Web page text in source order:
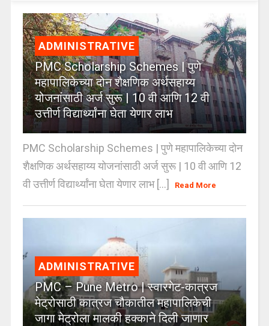
ADMINISTRATIVE
PMC Scholarship Schemes | पुणे
महापालिकेच्या दोन शैक्षणिक अर्थसहाय्य
योजनांसाठी अर्ज सुरू | 10 वी आणि 12 वी
उत्तीर्ण विद्यार्थ्यांना घेता येणार लाभ
PMC Scholarship Schemes | पुणे महापालिकेच्या दोन
शैक्षणिक अर्थसहाय्य योजनांसाठी अर्ज सुरू | 10 वी आणि 12
वी उत्तीर्ण विद्यार्थ्यांना घेता येणार लाभ [...]
Read More
ADMINISTRATIVE
PMC – Pune Metro | स्वारगेट-कात्रज
मेट्रोसाठी कात्रज चौकातील महापालिकेची
जागा मेट्रोला मालकी हक्काने दिली जाणार